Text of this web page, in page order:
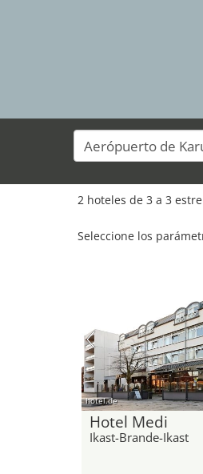
2 hoteles de 3 a 3
Seleccione los
hotel.de
Hotel Medi
Ikast-Brande-Ikast